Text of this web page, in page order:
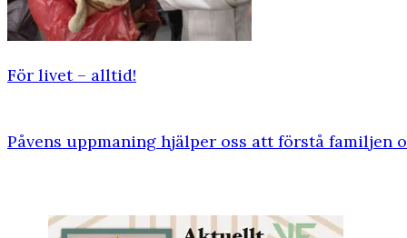
För livet – alltid!
Påvens uppmaning hjälper oss att förstå familjen